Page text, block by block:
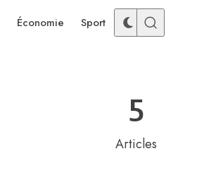
Économie Sport
5
Articles